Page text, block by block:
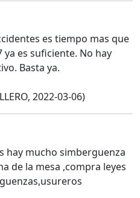
es tiempo mas que
ya es suficiente. No hay
Basta ya.
2022-03-06)
hay mucho simberguenza
de la mesa ,compra leyes